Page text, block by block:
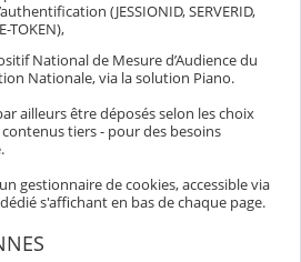
(JESSIONID, SERVERID,
TOKEN),
National de Mesure d’Audience du
Nationale, via la solution Piano.
ailleurs être déposés selon les choix
tiers - pour des besoins
gestionnaire de cookies, accessible via
s'affichant en bas de chaque page.